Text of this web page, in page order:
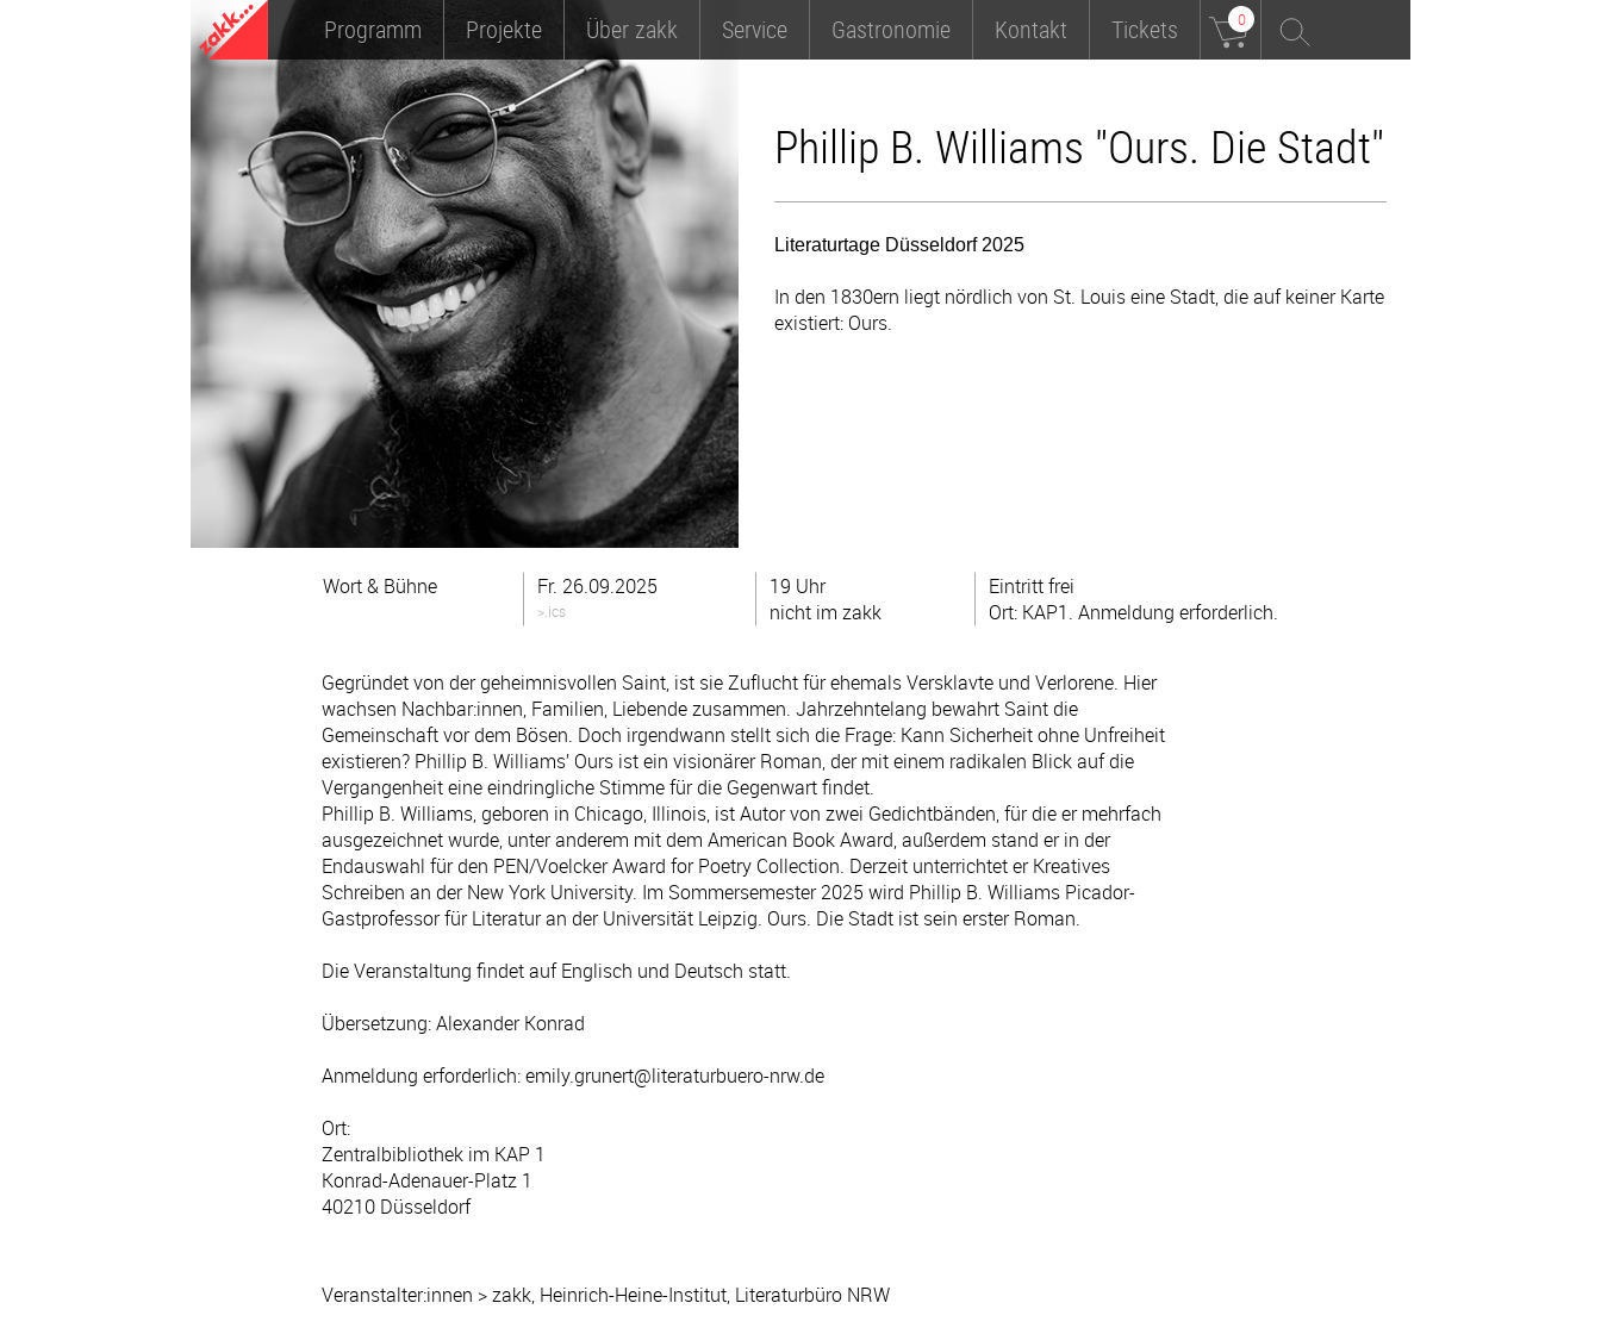
Programm Projekte Über zakk Service Gastronomie Kontakt Tickets 0
Phillip B. Williams "Ours. Die Stadt"
Literaturtage Düsseldorf 2025
In den 1830ern liegt nördlich von St. Louis eine Stadt, die auf keiner Karte
existiert: Ours.
Wort & Bühne Fr. 26.09.2025
>.ics
19 Uhr
nicht im zakk
Eintritt frei
Ort: KAP1. Anmeldung erforderlich.
Gegründet von der geheimnisvollen Saint, ist sie Zuflucht für ehemals Versklavte und Verlorene. Hier
wachsen Nachbar:innen, Familien, Liebende zusammen. Jahrzehntelang bewahrt Saint die
Gemeinschaft vor dem Bösen. Doch irgendwann stellt sich die Frage: Kann Sicherheit ohne Unfreiheit
existieren? Phillip B. Williams’ Ours ist ein visionärer Roman, der mit einem radikalen Blick auf die
Vergangenheit eine eindringliche Stimme für die Gegenwart findet.
Phillip B. Williams, geboren in Chicago, Illinois, ist Autor von zwei Gedichtbänden, für die er mehrfach
ausgezeichnet wurde, unter anderem mit dem American Book Award, außerdem stand er in der
Endauswahl für den PEN/Voelcker Award for Poetry Collection. Derzeit unterrichtet er Kreatives
Schreiben an der New York University. Im Sommersemester 2025 wird Phillip B. Williams Picador-
Gastprofessor für Literatur an der Universität Leipzig. Ours. Die Stadt ist sein erster Roman.
Die Veranstaltung findet auf Englisch und Deutsch statt.
Übersetzung: Alexander Konrad
Anmeldung erforderlich: emily.grunert@literaturbuero-nrw.de
Ort:
Zentralbibliothek im KAP 1
Konrad-Adenauer-Platz 1
40210 Düsseldorf
Veranstalter:innen > zakk, Heinrich-Heine-Institut, Literaturbüro NRW